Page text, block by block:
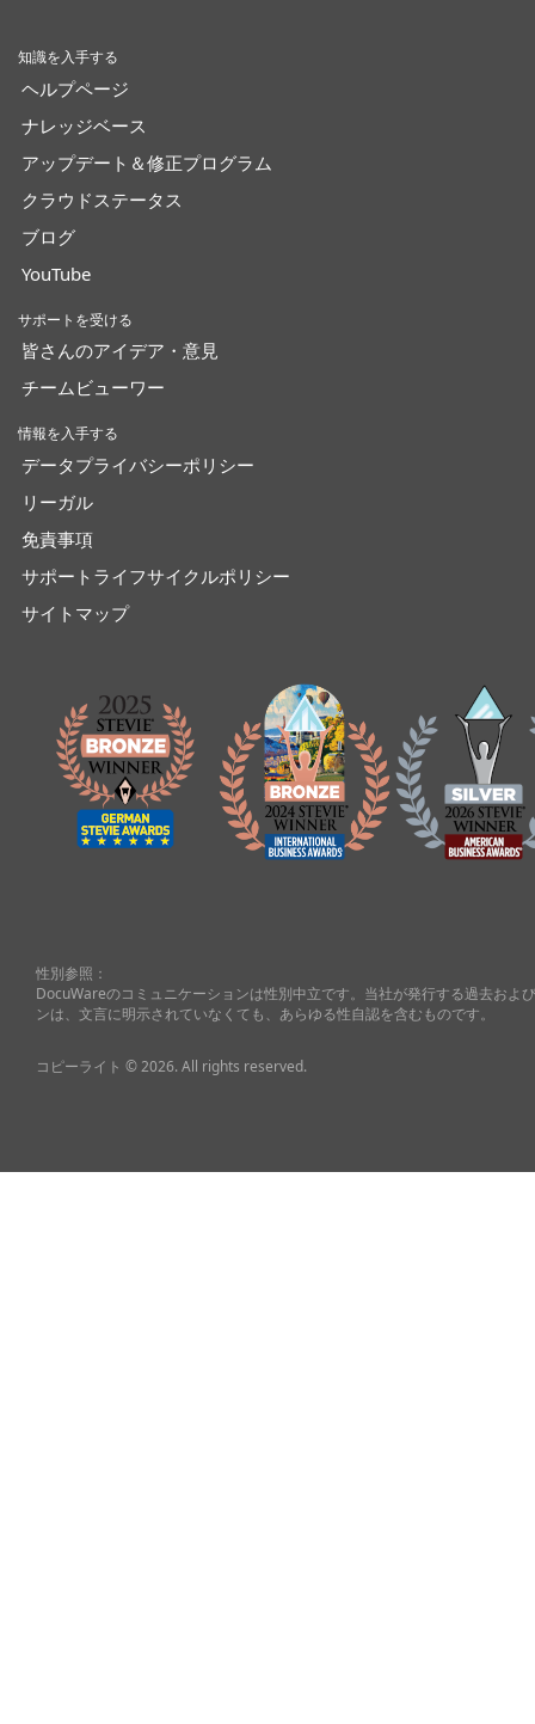
知識を入手する
ヘルプページ
ナレッジベース
アップデート＆修正プログラム
クラウドステータス
ブログ
YouTube
サポートを受ける
皆さんのアイデア・意見
チームビューワー
情報を入手する
データプライバシーポリシー
リーガル
免責事項
サポートライフサイクルポリシー
サイトマップ
性別参照：
DocuWareのコミュニケーションは性別中立です。当社が発行する過去およ
ンは、文言に明示されていなくても、あらゆる性自認を含むものです。
コピーライト © 2026. All rights reserved.